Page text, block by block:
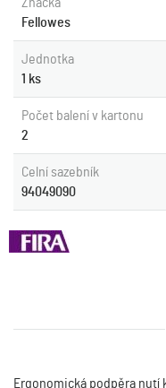
Fellowes
Jednotka
1 ks
Počet balení v kartonu
2
Celní sazebník
94049090
Ergonomická podpěra nutí